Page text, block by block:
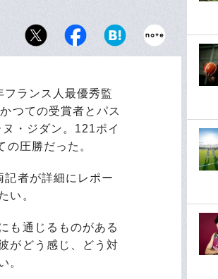
ランス人最優秀監
つての受賞者とパス
・ジダン。121ポイ
圧勝だった。
者が詳細にレポー
い。
も通じるものがある
がどう感じ、どう対
。